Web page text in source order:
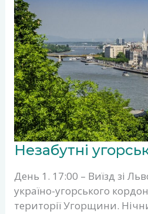
Незабутні
День 1. 17:00 – Виїзд зі
україно-угорського
території Угорщини.
НЕЗАБУТНІ
УГОРСЬКІ